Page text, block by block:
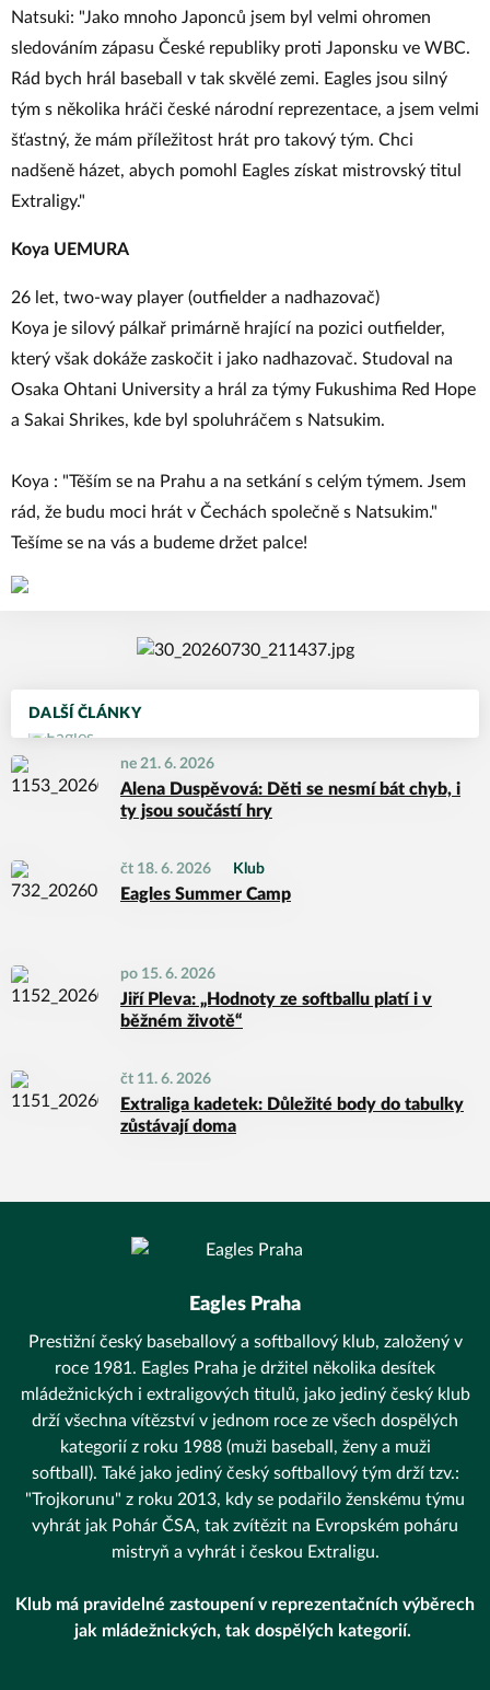
DALŠÍ ČLÁNKY
ne 21. 6. 2026
Alena Duspěvová: Děti se nesmí bát chyb, i
ty jsou součástí hry
čt 18. 6. 2026 Klub
Eagles Summer Camp
po 15. 6. 2026
Jiří Pleva: „Hodnoty ze softballu platí i v
běžném životě“
čt 11. 6. 2026
Extraliga kadetek: Důležité body do tabulky
zůstávají doma
Natsuki: "Jako mnoho Japonců jsem byl velmi ohromen
sledováním zápasu České republiky proti Japonsku ve WBC.
Rád bych hrál baseball v tak skvělé zemi. Eagles jsou silný
tým s několika hráči české národní reprezentace, a jsem velmi
šťastný, že mám příležitost hrát pro takový tým. Chci
nadšeně házet, abych pomohl Eagles získat mistrovský titul
Extraligy."
Koya UEMURA
26 let, two-way player (outfielder a nadhazovač)
Koya je silový pálkař primárně hrající na pozici outfielder,
který však dokáže zaskočit i jako nadhazovač. Studoval na
Osaka Ohtani University a hrál za týmy Fukushima Red Hope
a Sakai Shrikes, kde byl spoluhráčem s Natsukim.
Koya : "Těším se na Prahu a na setkání s celým týmem. Jsem
rád, že budu moci hrát v Čechách společně s Natsukim."
Tešíme se na vás a budeme držet palce!
Eagles Praha
Prestižní český baseballový a softballový klub, založený v
roce 1981. Eagles Praha je držitel několika desítek
mládežnických i extraligových titulů, jako jediný český klub
drží všechna vítězství v jednom roce ze všech dospělých
kategorií z roku 1988 (muži baseball, ženy a muži
softball). Také jako jediný český softballový tým drží tzv.:
"Trojkorunu" z roku 2013, kdy se podařilo ženskému týmu
vyhrát jak Pohár ČSA, tak zvítězit na Evropském poháru
mistryň a vyhrát i českou Extraligu.
Klub má pravidelné zastoupení v reprezentačních výběrech
jak mládežnických, tak dospělých kategorií.